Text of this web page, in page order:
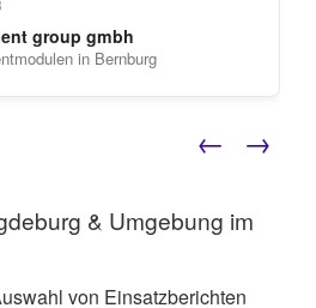
verschiedenen
Dank für die gute
group gmbh
in Bernburg
← →
& Umgebung im
von Einsatzberichten